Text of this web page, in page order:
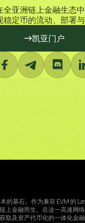
全亚洲链上金融生态中
稳定币的流动、部署
凯亚门户
的基石。作为兼容 EVM 的
上金融而生。在这一高速网络
取及资产代币化的一体化金